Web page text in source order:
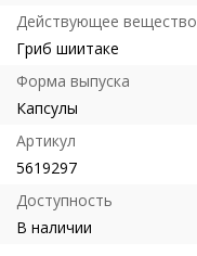
Действующее вещество
Гриб шиитаке
Форма выпуска
Капсулы
Артикул
5619297
Доступность
В наличии